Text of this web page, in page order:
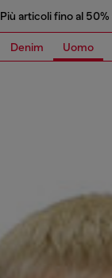
Più articoli fino al
Denim Uomo